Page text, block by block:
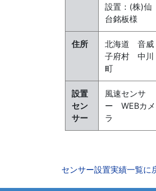
設置：(株)仙
台銘板様
住所
北海道 音威
子府村 中川
町
設置
セン
サー
風速センサ
ー WEBカメ
ラ
センサー設置実績一覧に